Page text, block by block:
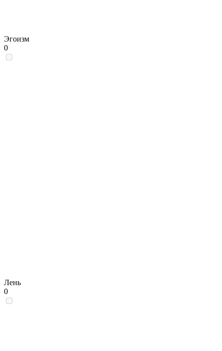
Эгоизм
0
Лень
0